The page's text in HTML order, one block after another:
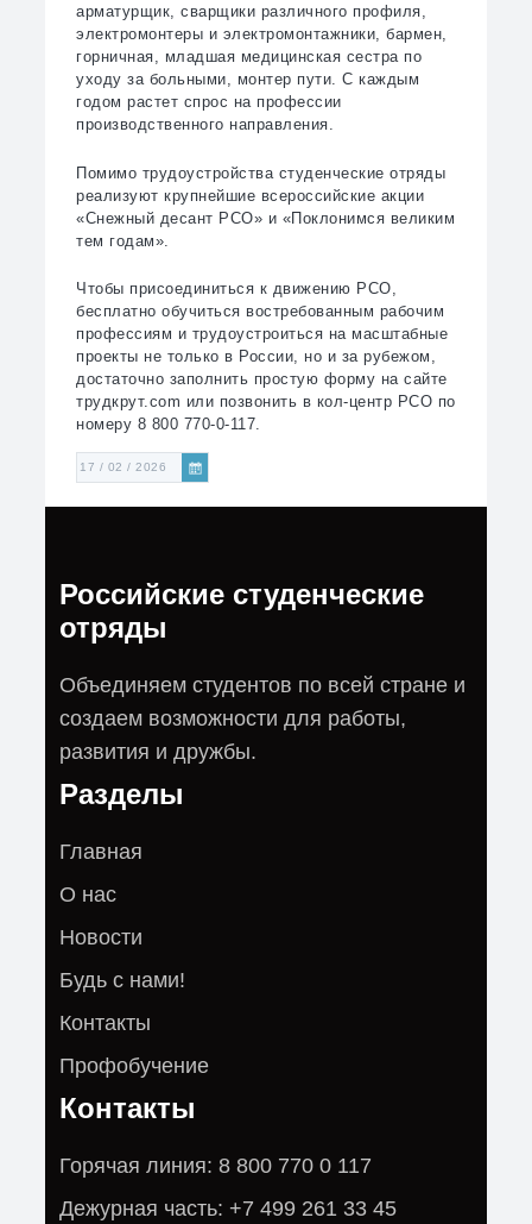
арматурщик, сварщики различного профиля,
электромонтеры и электромонтажники, бармен,
горничная, младшая медицинская сестра по
уходу за больными, монтер пути. С каждым
годом растет спрос на профессии
производственного направления.
Помимо трудоустройства студенческие отряды
реализуют крупнейшие всероссийские акции
«Снежный десант РСО» и «Поклонимся великим
тем годам».
Чтобы присоединиться к движению РСО,
бесплатно обучиться востребованным рабочим
профессиям и трудоустроиться на масштабные
проекты не только в России, но и за рубежом,
достаточно заполнить простую форму на сайте
трудкрут.com или позвонить в кол-центр РСО по
номеру 8 800 770-0-117.
17 / 02 / 2026
Российские студенческие
отряды
Объединяем студентов по всей стране и
создаем возможности для работы,
развития и дружбы.
Разделы
Главная
О нас
Новости
Будь с нами!
Контакты
Профобучение
Контакты
Горячая линия: 8 800 770 0 117
Дежурная часть: +7 499 261 33 45